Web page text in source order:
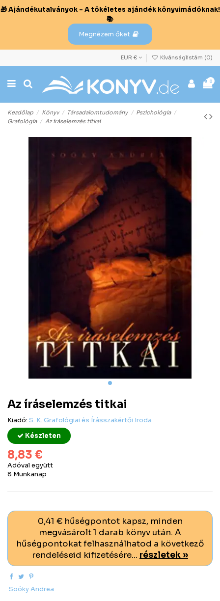
🎁 Ajándékutalványok – A tökéletes ajándék könyvimádóknak!
📚
Megnézem őket
EUR € Kívánságlistám (0)
0
Kezdőlap Könyv Társadalomtudomány
Pszichológia
Grafológia
Az íráselemzés titkai
Az íráselemzés titkai
Kiadó: S. K. Grafológiai és Írásszakértői Iroda
Készleten
8,83 €
Adóval együtt
8 Munkanap
0,41 € hűségpontot kapsz, minden
megvásárolt 1 darab könyv után. A
hűségpontokat felhasználhatod a következő
rendeléseid kifizetésére... részletek »
Soóky Andrea